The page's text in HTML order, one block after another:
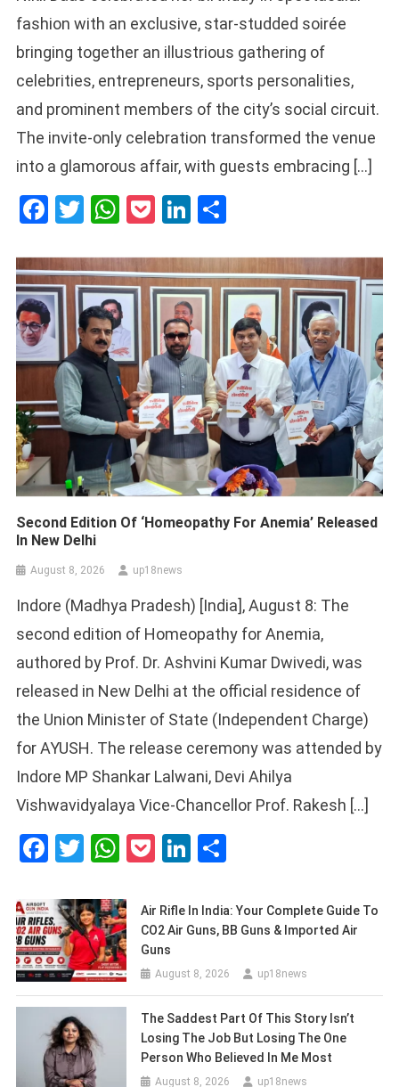
fashion with an exclusive, star-studded soirée
bringing together an illustrious gathering of
celebrities, entrepreneurs, sports personalities,
and prominent members of the city’s social circuit.
The invite-only celebration transformed the venue
into a glamorous affair, with guests embracing […]
Facebook
Twitter
WhatsApp
PocketLinkedIn
Second Edition Of ‘Homeopathy For Anemia’ Released
In New Delhi
August 8, 2026 up18news
Indore (Madhya Pradesh) [India], August 8: The
second edition of Homeopathy for Anemia,
authored by Prof. Dr. Ashvini Kumar Dwivedi, was
released in New Delhi at the official residence of
the Union Minister of State (Independent Charge)
for AYUSH. The release ceremony was attended by
Indore MP Shankar Lalwani, Devi Ahilya
Vishwavidyalaya Vice-Chancellor Prof. Rakesh […]
Facebook
Twitter
WhatsApp
PocketLinkedIn
Air Rifle In India: Your Complete Guide To
CO2 Air Guns, BB Guns & Imported Air
Guns
August 8, 2026 up18news
The Saddest Part Of This Story Isn’t
Losing The Job But Losing The One
Person Who Believed In Me Most
August 8, 2026 up18news